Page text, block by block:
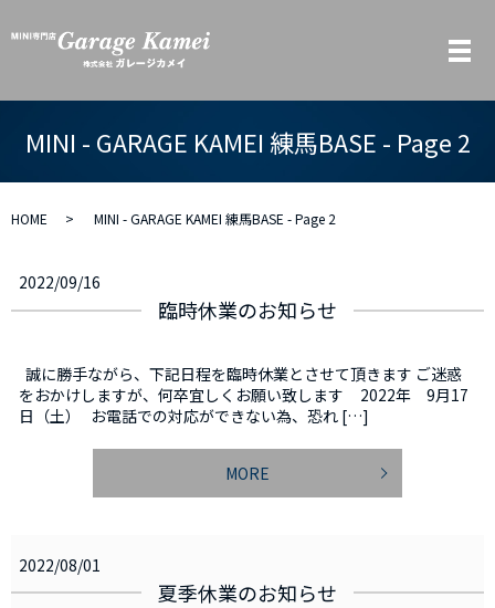
メ
MINI - GARAGE KAMEI 練馬BASE - Page 2
HOME MINI - GARAGE KAMEI 練馬BASE - Page 2
2022/09/16
臨時休業のお知らせ
誠に勝手ながら、下記日程を臨時休業とさせて頂きます ご迷惑
をおかけしますが、何卒宜しくお願い致します 2022年 9月17
日（土） お電話での対応ができない為、恐れ […]
MORE
2022/08/01
夏季休業のお知らせ